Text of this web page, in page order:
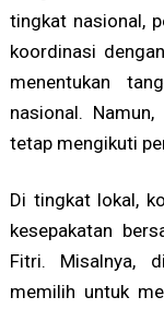
tingkat nasional,
koordinasi
menentukan
nasional.
tetap mengikuti
Di tingkat lokal,
kesepakatan
Fitri. Misalnya,
memilih untuk